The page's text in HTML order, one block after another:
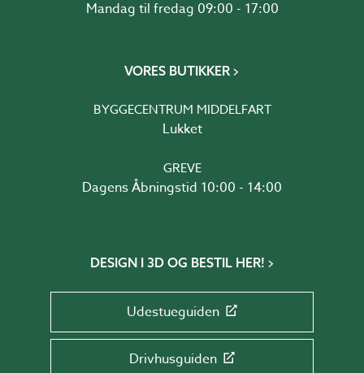
Mandag til fredag 09:00 - 17:00
VORES BUTIKKER
BYGGECENTRUM MIDDELFART
Lukket
GREVE
Dagens Åbningstid 10:00 - 14:00
DESIGN I 3D OG BESTIL HER!
Udestueguiden
Drivhusguiden